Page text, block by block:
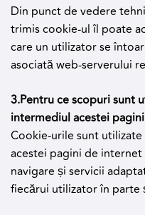
Din punct de vedere
trimis cookie-ul îl poate
care un utilizator se
asociată web-serverului
3.Pentru ce scopuri sunt
intermediul acestei
Cookie-urile sunt
acestei pagini de
navigare și servicii
fiecărui utilizator în parte